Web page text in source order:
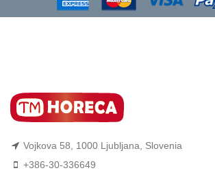
Vojkova 58, 1000 Ljubljana, Slovenia
+386-30-336649